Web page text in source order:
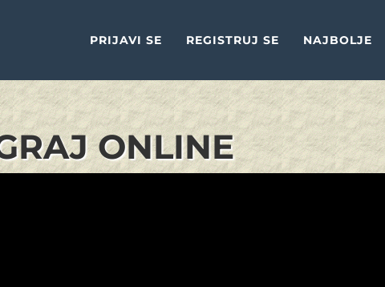
PRIJAVI SE REGISTRUJ SE NAJBOLJE
ONLINE